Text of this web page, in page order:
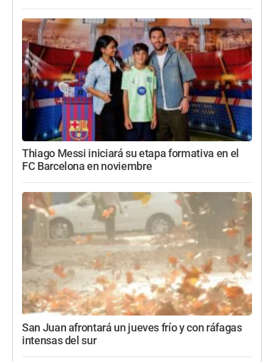
Thiago Messi iniciará su etapa formativa en el
FC Barcelona en noviembre
San Juan afrontará un jueves frío y con ráfagas
intensas del sur